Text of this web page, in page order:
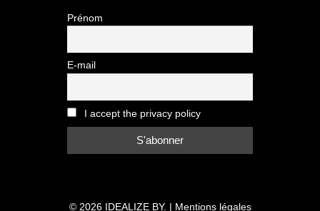
Prénom
E-mail
I accept the privacy policy
© 2026 IDEALIZE BY. | Mentions légales